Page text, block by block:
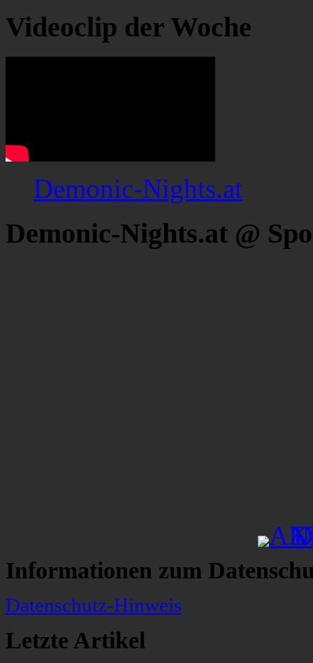
Videoclip der Woche
Demonic-Nights.at
Demonic-Nights.at @
Informationen zum
Datenschutz-Hinweis
Letzte Artikel